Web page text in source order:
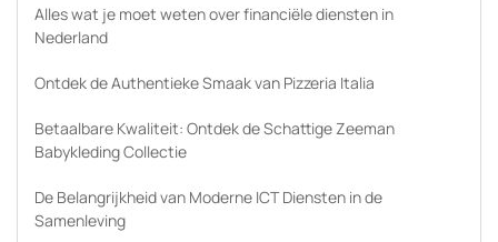
Alles wat je moet weten over financiële diensten in
Nederland
Ontdek de Authentieke Smaak van Pizzeria Italia
Betaalbare Kwaliteit: Ontdek de Schattige Zeeman
Babykleding Collectie
De Belangrijkheid van Moderne ICT Diensten in de
Samenleving